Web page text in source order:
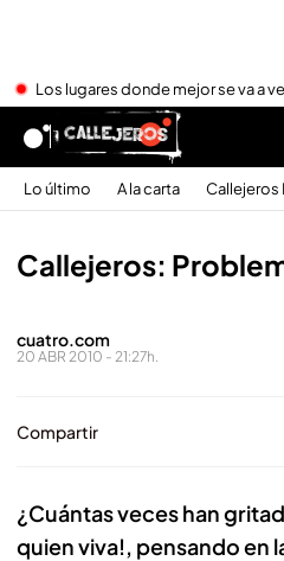
Los lugares donde mejor se va a
Lo último A la carta Callejeros
Callejeros:
cuatro.com
20 ABR 2010 - 21:27h.
Compartir
¿Cuántas veces han
quien viva!, pensando en